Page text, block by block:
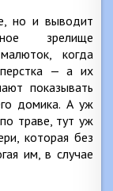
но и выводит
зрелище
когда
— а их
показывать
домика. А уж
траве, тут уж
которая без
им, в случае